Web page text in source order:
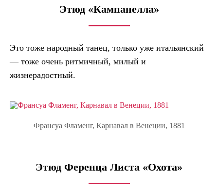
Этюд «Кампанелла»
Это тоже народный танец, только уже итальянский
— тоже очень ритмичный, милый и
жизнерадостный.
Франсуа Фламенг, Карнавал в Венеции, 1881
Этюд Ференца Листа «Охота»